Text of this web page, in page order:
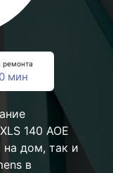
ремонта
мин
140 AOE
на дом, так и
в